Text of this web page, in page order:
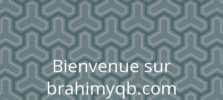
Bienvenue sur
brahimyqb.com